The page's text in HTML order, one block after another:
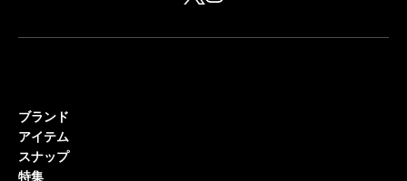
ブランド
アイテム
スナップ
特集